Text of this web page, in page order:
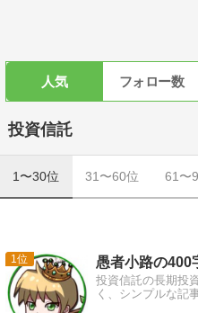
人気 フォロー数
投資信託
1〜30位 31〜60位 61〜
1 愚者小路の400
投資信託の長期投
く、シンプルな記